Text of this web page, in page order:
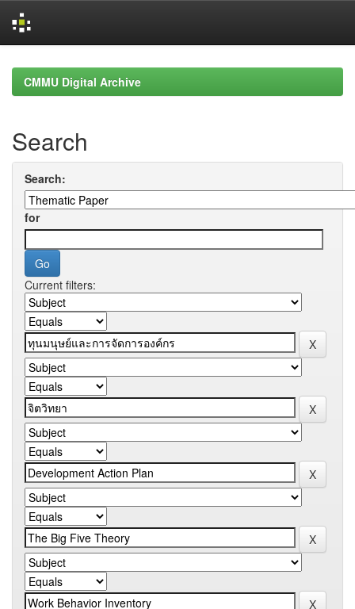
navigationCMMU Digital Archive
Search
Search:
for
Current filters: